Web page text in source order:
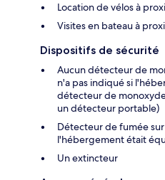
Location de vélos à
Visites en bateau à
Dispositifs de sécurité
Aucun détecteur de
n'a pas indiqué si
détecteur de
un détecteur portable)
Détecteur de fumée
l'hébergement était
Un extincteur